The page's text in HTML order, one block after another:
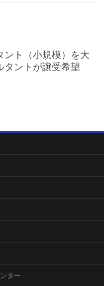
ント（小規模）を大
タントが譲受希望
ター